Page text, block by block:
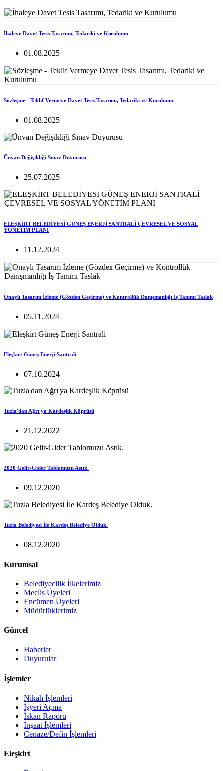
İhaleye Davet Tesis Tasarımı, Tedariki ve Kurulumu
01.08.2025
Sözleşme - Teklif Vermeye Davet Tesis Tasarımı, Tedariki ve Kurulumu
01.08.2025
Ünvan Değişikliği Sınav Duyurusu
25.07.2025
ELEŞKİRT BELEDİYESİ GÜNEŞ ENERJİ SANTRALİ ÇEVRESEL VE SOSYAL
YÖNETİM PLANI
11.12.2024
Onaylı Tasarım İzleme (Gözden Geçirme) ve Kontrollük Danışmanlığı İş Tanımı Taslak
05.11.2024
Eleşkirt Güneş Enerji Santrali
07.10.2024
Tuzla'dan Ağrı'ya Kardeşlik Köprüsü
21.12.2022
2020 Gelir-Gider Tablomuzu Astık.
09.12.2020
Tuzla Belediyesi İle Kardeş Belediye Olduk.
08.12.2020
Kurumsal
Belediyecilik İlkelerimiz
Meclis Üyeleri
Encümen Üyeleri
Müdürlüklerimiz
Güncel
Haberler
Duyurular
İşlemler
Nikah İşlemleri
İşyeri Açma
İskan Raporu
İnşaat İşlemleri
Cenaze/Defin İşlemleri
Eleşkirt